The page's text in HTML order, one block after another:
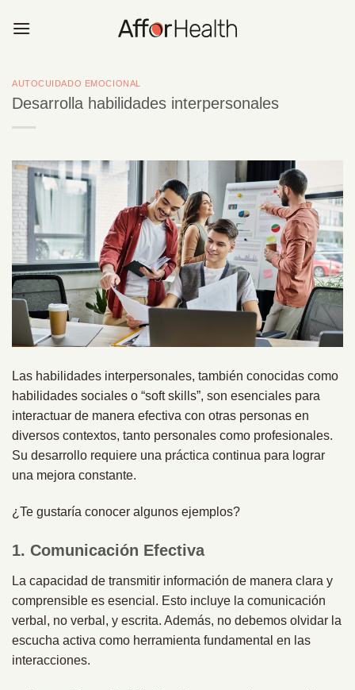
AUTOCUIDADO EMOCIONAL
Desarrolla habilidades interpersonales
Las habilidades interpersonales, también conocidas como
habilidades sociales o “soft skills”, son esenciales para
interactuar de manera efectiva con otras personas en
diversos contextos, tanto personales como profesionales.
Su desarrollo requiere una práctica continua para lograr
una mejora constante.
¿Te gustaría conocer algunos ejemplos?
1. Comunicación Efectiva
La capacidad de transmitir información de manera clara y
comprensible es esencial. Esto incluye la comunicación
verbal, no verbal, y escrita. Además, no debemos olvidar la
escucha activa como herramienta fundamental en las
interacciones.